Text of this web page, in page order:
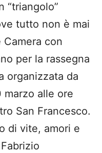
“triangolo”
tutto non è mai
Camera con
per la rassegna
organizzata da
marzo alle ore
San Francesco.
di vite, amori e